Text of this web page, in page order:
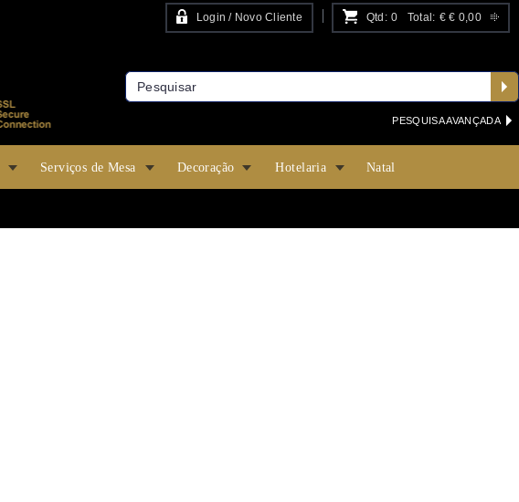
Login / Novo Cliente Qtd: 0 Total: €€ 0,00
PESQUISA AVANÇADA
Serviços de Mesa Decoração Hotelaria Natal